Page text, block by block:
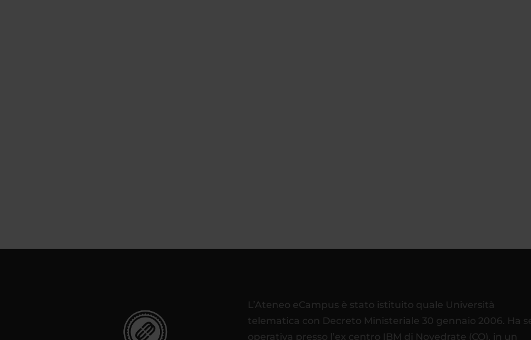
L’Ateneo eCampus è stato istituito quale Università
telematica con Decreto Ministeriale 30 gennaio 2006. Ha
operativa presso l’ex centro IBM di Novedrate (CO), in un